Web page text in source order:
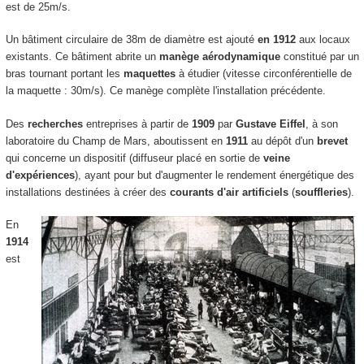
est de 25m/s.
Un bâtiment circulaire de 38m de diamètre est ajouté en 1912aux locaux
existants. Ce bâtiment abrite un manège aérodynamiqueconstitué par un
bras tournant portant les maquettesà étudier (vitesse circonférentielle de
la maquette : 30m/s). Ce manège complète l'installation précédente.
Des recherchesentreprises à partir de 1909par Gustave Eiffel , à son
laboratoire du Champ de Mars, aboutissent en 1911 au dépôt d'un brevet
qui concerne un dispositif (diffuseur placé en sortie de veine
d'expériences), ayant pour but d'augmenter le rendement énergétique des
installations destinées à créer des courants d'air artificiels(souffleries).
En
1914
est